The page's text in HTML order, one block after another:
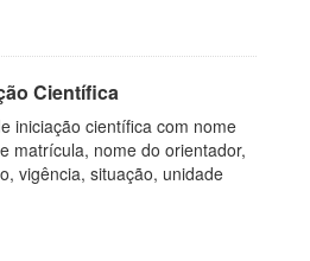
Científica
iniciação científica com nome
matrícula, nome do orientador,
vigência, situação, unidade